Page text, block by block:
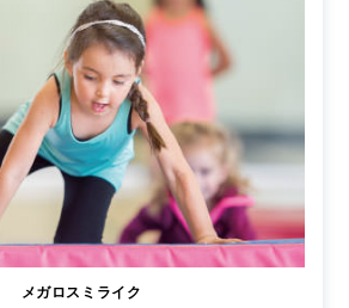
メガロスミライク